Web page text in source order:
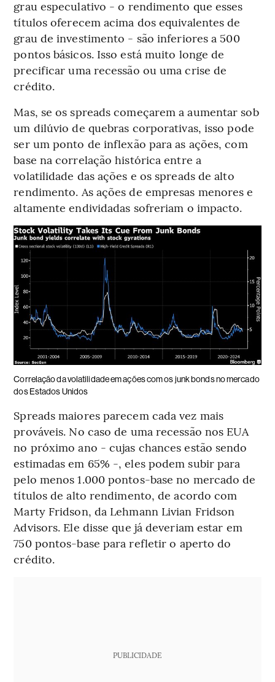
grau especulativo - o rendimento que esses
títulos oferecem acima dos equivalentes de
grau de investimento - são inferiores a 500
pontos básicos. Isso está muito longe de
precificar uma recessão ou uma crise de
crédito.
Mas, se os spreads começarem a aumentar sob
um dilúvio de quebras corporativas, isso pode
ser um ponto de inflexão para as ações, com
base na correlação histórica entre a
volatilidade das ações e os spreads de alto
rendimento. As ações de empresas menores e
altamente endividadas sofreriam o impacto.
Correlação da volatilidade em ações com os junk bonds no mercado
dos Estados Unidos
Spreads maiores parecem cada vez mais
prováveis. No caso de uma recessão nos EUA
no próximo ano - cujas chances estão sendo
estimadas em 65% -, eles podem subir para
pelo menos 1.000 pontos-base no mercado de
títulos de alto rendimento, de acordo com
Marty Fridson, da Lehmann Livian Fridson
Advisors. Ele disse que já deveriam estar em
750 pontos-base para refletir o aperto do
crédito.
PUBLICIDADE